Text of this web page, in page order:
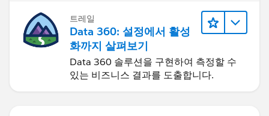
트레일
Data 360: 설정에서 활성
화까지 살펴보기
Data 360 솔루션을 구현하여 측정할 수
있는 비즈니스 결과를 도출합니다.